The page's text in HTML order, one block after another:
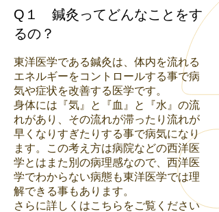
Q１ 鍼灸ってどんなことをす
るの？
東洋医学である鍼灸は、体内を流れる
エネルギーをコントロールする事で病
気や症状を改善する医学です。
身体には『気』と『血』と『水』の流
れがあり、その流れが滞ったり流れが
早くなりすぎたりする事で病気になり
ます。この考え方は病院などの西洋医
学とはまた別の病理感なので、西洋医
学でわからない病態も東洋医学では理
解できる事もあります。
​さらに詳しくはこちらをご覧ください